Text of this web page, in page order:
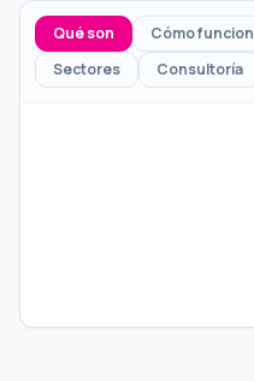
Qué son Cómo
Sectores
Consultoría